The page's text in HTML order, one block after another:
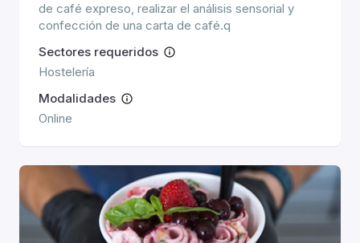
de café expreso, realizar el análisis sensorial y
confección de una carta de café.q
Sectores requeridos
Hostelería
Modalidades
Online